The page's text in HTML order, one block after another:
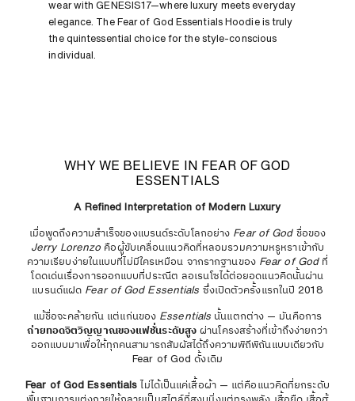
wear with GENESIS17—where luxury meets everyday
elegance. The Fear of God Essentials Hoodie is truly
the quintessential choice for the style-conscious
individual.
WHY WE BELIEVE IN FEAR OF GOD
ESSENTIALS
A Refined Interpretation of Modern Luxury
เมื่อพูดถึงความสำเร็จของแบรนด์ระดับโลกอย่าง Fear of Godชื่อของ
Jerry Lorenzo คือผู้ขับเคลื่อนแนวคิดที่หลอมรวมความหรูหราเข้ากับ
ความเรียบง่ายในแบบที่ไม่มีใครเหมือน จากรากฐานของ Fear of Godที่
โดดเด่นเรื่องการออกแบบที่ประณีต ลอเรนโซได้ต่อยอดแนวคิดนั้นผ่าน
แบรนด์แฝด Fear of God Essentials ซึ่งเปิดตัวครั้งแรกในปี 2018
แม้ชื่อจะคล้ายกัน แต่แก่นของ Essentials นั้นแตกต่าง — มันคือการ
ถ่ายทอดจิตวิญญาณของแฟชั่นระดับสูง ผ่านโครงสร้างที่เข้าถึงง่ายกว่า
ออกแบบมาเพื่อให้ทุกคนสามารถสัมผัสได้ถึงความพิถีพิถันแบบเดียวกับ
Fear of God ดั้งเดิม
Fear of God Essentials ไม่ได้เป็นแค่เสื้อผ้า — แต่คือแนวคิดที่ยกระดับ
พื้นฐานการแต่งกายให้กลายเป็นสไตล์ที่สงบนิ่งแต่ทรงพลัง เสื้อยืด เสื้อฮู้